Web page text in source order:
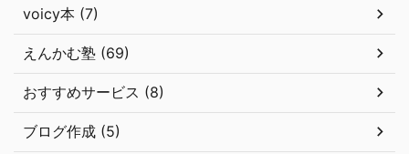
voicy本 (7)
えんかむ塾 (69)
おすすめサービス (8)
ブログ作成 (5)